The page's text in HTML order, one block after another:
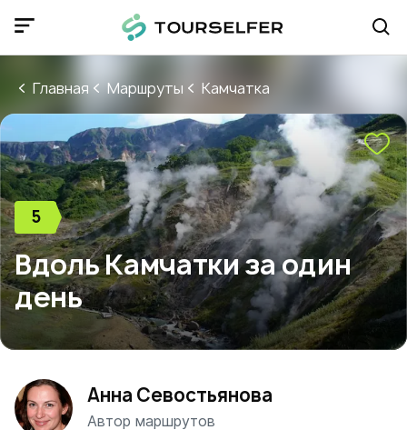
Главная Маршруты Камчатка
5
Вдоль Камчатки за один
день
Анна Севостьянова
Автор маршрутов